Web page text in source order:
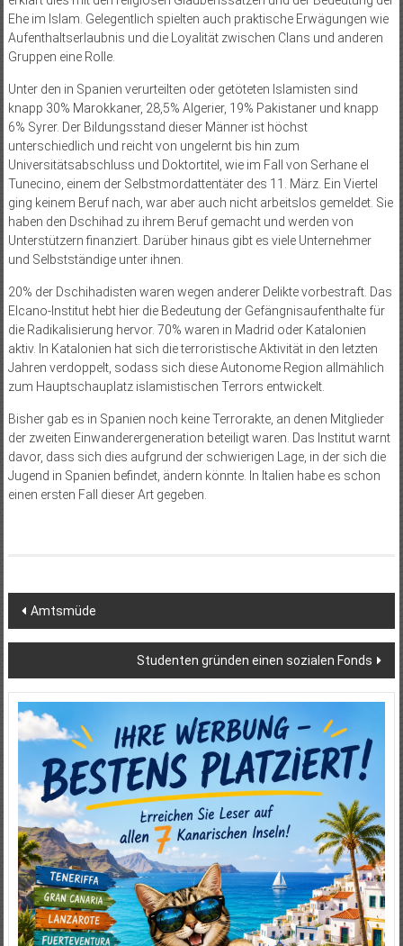
Ehe im Islam. Gelegentlich spielten auch praktische Erwägungen wie
Aufenthaltserlaubnis und die Loyalität zwischen Clans und anderen
Gruppen eine Rolle.
Unter den in Spanien verurteilten oder getöteten Islamisten sind
knapp 30% Marokkaner, 28,5% Algerier, 19% Pakistaner und knapp
6% Syrer. Der Bildungsstand dieser Männer ist höchst
unterschiedlich und reicht von ungelernt bis hin zum
Universitätsabschluss und Doktortitel, wie im Fall von Serhane el
Tunecino, einem der Selbstmordattentäter des 11. März. Ein Viertel
ging keinem Beruf nach, war aber auch nicht arbeitslos gemeldet. Sie
haben den Dschihad zu ihrem Beruf gemacht und werden von
Unterstützern finanziert. Darüber hinaus gibt es viele Unternehmer
und Selbstständige unter ihnen.
20% der Dschihadisten waren wegen anderer Delikte vorbestraft. Das
Elcano-Institut hebt hier die Bedeutung der Gefängnisaufenthalte für
die Radikalisierung hervor. 70% waren in Madrid oder Katalonien
aktiv. In Katalonien hat sich die terroristische Aktivität in den letzten
Jahren verdoppelt, sodass sich diese Autonome Region allmählich
zum Hauptschauplatz islamistischen Terrors entwickelt.
Bisher gab es in Spanien noch keine Terrorakte, an denen Mitglieder
der zweiten Einwanderergeneration beteiligt waren. Das Institut warnt
davor, dass sich dies aufgrund der schwierigen Lage, in der sich die
Jugend in Spanien befindet, ändern könnte. In Italien habe es schon
einen ersten Fall dieser Art gegeben.
Beitragsnavigation
Amtsmüde
Studenten gründen einen sozialen Fonds